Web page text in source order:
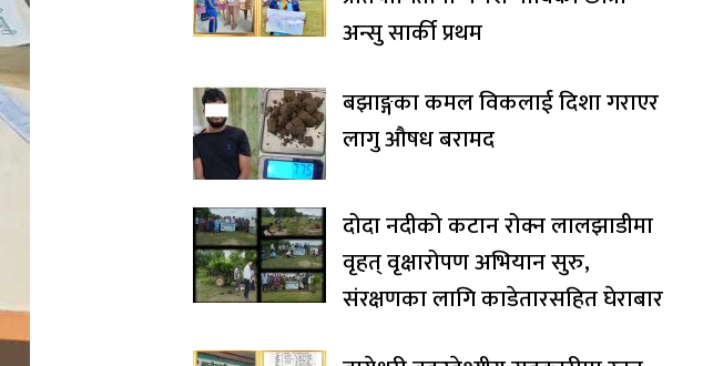
अन्सु सार्की प्रथम
बझाङ्गका कमल विकलाई दिशा गराएर
लागु औषध बरामद
दोदा नदीको कटान रोक्न लालझाडीमा
वृहत् वृक्षारोपण अभियान सुरु,
संरक्षणका लागि काडेतारसहित घेराबार